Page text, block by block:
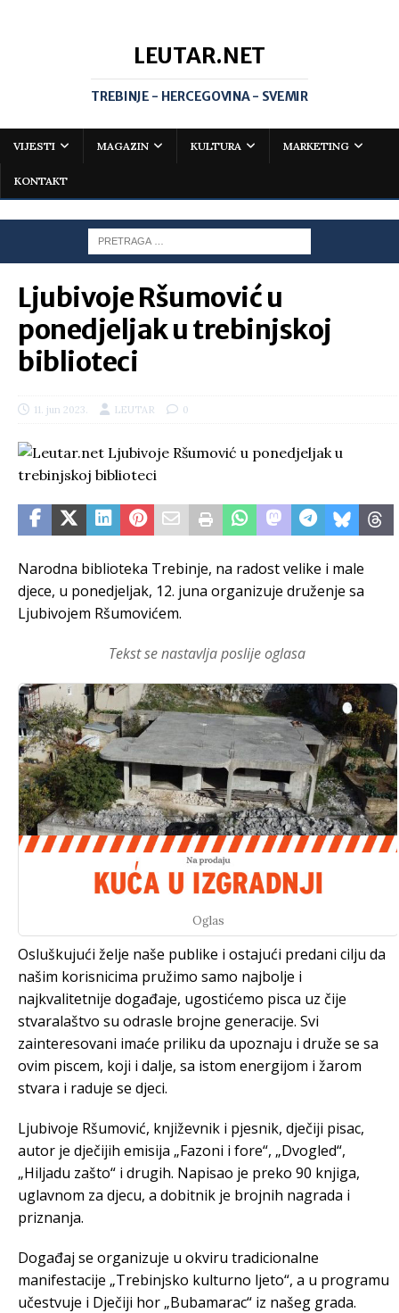
LEUTAR.NET
TREBINJE - HERCEGOVINA - SVEMIR
VIJESTI MAGAZIN KULTURA MARKETING
KONTAKT
Ljubivoje Ršumović u
ponedjeljak u trebinjskoj
biblioteci
11. jun 2023. LEUTAR 0
Narodna biblioteka Trebinje, na radost velike i male
djece, u ponedjeljak, 12. juna organizuje druženje sa
Ljubivojem Ršumovićem.
Tekst se nastavlja poslije oglasa
Oglas
Osluškujući želje naše publike i ostajući predani cilju da
našim korisnicima pružimo samo najbolje i
najkvalitetnije događaje, ugostićemo pisca uz čije
stvaralaštvo su odrasle brojne generacije. Svi
zainteresovani imaće priliku da upoznaju i druže se sa
ovim piscem, koji i dalje, sa istom energijom i žarom
stvara i raduje se djeci.
Ljubivoje Ršumović, književnik i pjesnik, dječiji pisac,
autor je dječijih emisija „Fazoni i fore“, „Dvogled“,
„Hiljadu zašto“ i drugih. Napisao je preko 90 knjiga,
uglavnom za djecu, a dobitnik je brojnih nagrada i
priznanja.
Događaj se organizuje u okviru tradicionalne
manifestacije „Trebinjsko kulturno ljeto“, a u programu
učestvuje i Dječiji hor „Bubamarac“ iz našeg grada.